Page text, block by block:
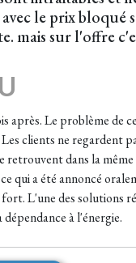
le prix
mais sur l'offre
après. Le problème
clients ne regardent
dans la
qui a été annoncé
L'une des solutions
à l'énergie.